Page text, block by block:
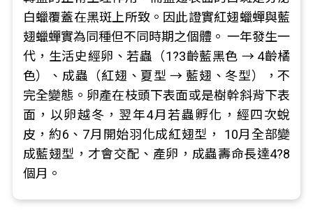
白蠟覆蓋在黑斑上所致。因此證實紅翅蠟蟬與藍
翅蠟蟬實為同種但不同時期之個體。 一年發生一
代，生活史經卵、若蟲（1?3齡藍黑色 → 4齡橘
色）、成蟲（紅翅、夏型 → 藍翅、冬型），不
完全變態。卵產在枝頭下表面或是樹幹斜背下表
面，以卵越冬，翌年4月若蟲孵化，經四次蛻
皮，約6、7月開始羽化成紅翅型， 10月全部變
成藍翅型，才會交配、產卵，成蟲壽命長達4?8
個月。